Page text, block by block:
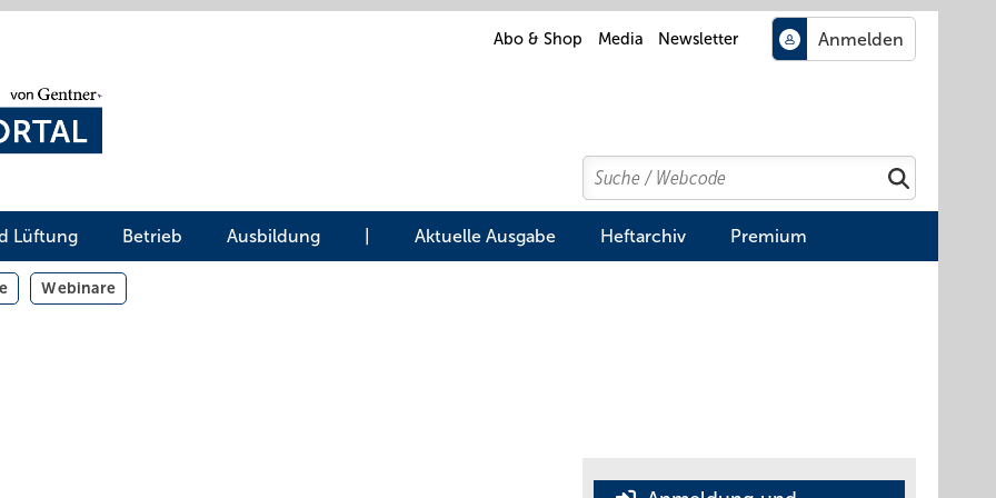
Abo & Shop Media Newsletter
Search
Suchen
Lüftung Betrieb Ausbildung Aktuelle Ausgabe Heftarchiv Premium
Webinare